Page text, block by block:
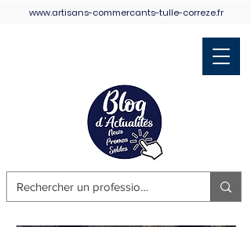
www.artisans-commercants-tulle-correze.fr